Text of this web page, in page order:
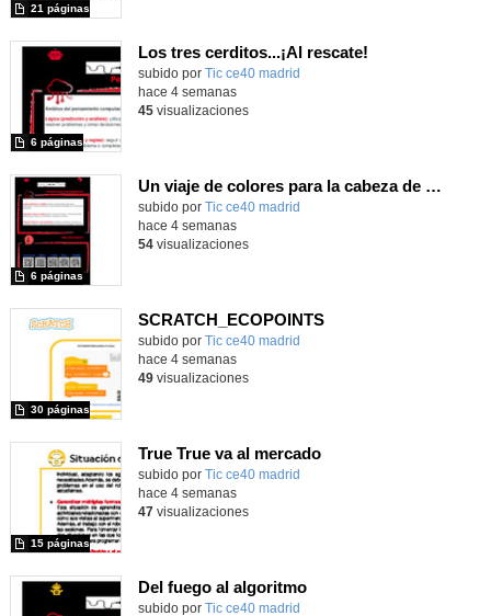
21 páginas
Los tres cerditos...¡Al rescate!
subido por Tic ce40 madrid
6 páginas
hace 4 semanas
45visualizaciones
Un viaje de colores para la cabeza de Robix
subido por Tic ce40 madrid
6 páginas
hace 4 semanas
54visualizaciones
SCRATCH_ECOPOINTS
subido por Tic ce40 madrid
30 páginas
hace 4 semanas
49visualizaciones
True True va al mercado
subido por Tic ce40 madrid
15 páginas
hace 4 semanas
47visualizaciones
Del fuego al algoritmo
subido por Tic ce40 madrid